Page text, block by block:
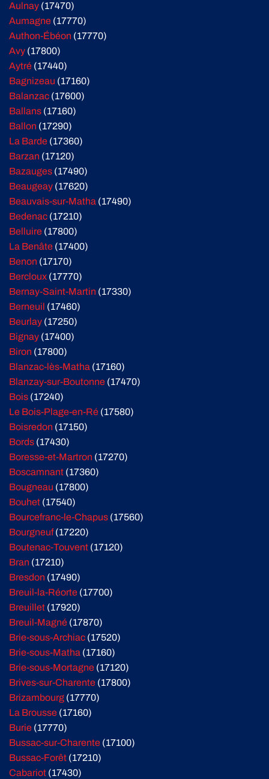
Aulnay (17470)
Aumagne (17770)
Authon-Ébéon (17770)
Avy (17800)
Aytré (17440)
Bagnizeau (17160)
Balanzac (17600)
Ballans (17160)
Ballon (17290)
La Barde (17360)
Barzan (17120)
Bazauges (17490)
Beaugeay (17620)
Beauvais-sur-Matha (17490)
Bedenac (17210)
Belluire (17800)
La Benâte (17400)
Benon (17170)
Bercloux (17770)
Bernay-Saint-Martin (17330)
Berneuil (17460)
Beurlay (17250)
Bignay (17400)
Biron (17800)
Blanzac-lès-Matha (17160)
Blanzay-sur-Boutonne (17470)
Bois (17240)
Le Bois-Plage-en-Ré (17580)
Boisredon (17150)
Bords (17430)
Boresse-et-Martron (17270)
Boscamnant (17360)
Bougneau (17800)
Bouhet (17540)
Bourcefranc-le-Chapus (17560)
Bourgneuf(17220)
Boutenac-Touvent (17120)
Bran (17210)
Bresdon (17490)
Breuil-la-Réorte (17700)
Breuillet (17920)
Breuil-Magné (17870)
Brie-sous-Archiac (17520)
Brie-sous-Matha (17160)
Brie-sous-Mortagne (17120)
Brives-sur-Charente (17800)
Brizambourg (17770)
La Brousse (17160)
Burie (17770)
Bussac-sur-Charente (17100)
Bussac-Forêt (17210)
Cabariot (17430)